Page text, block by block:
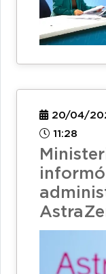
20/04/
11:28